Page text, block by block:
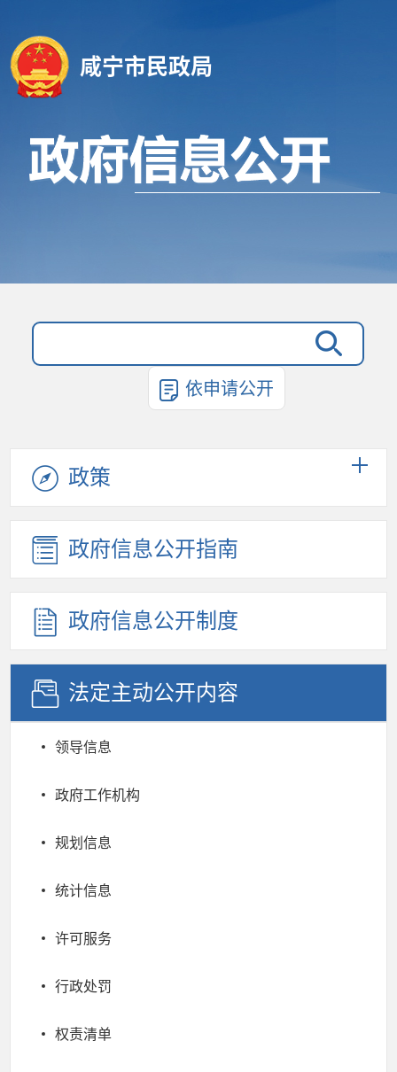
咸宁市民政局
依申请公开
政策
政府信息公开指南
政府信息公开制度
法定主动公开内容
领导信息
政府工作机构
规划信息
统计信息
许可服务
行政处罚
权责清单